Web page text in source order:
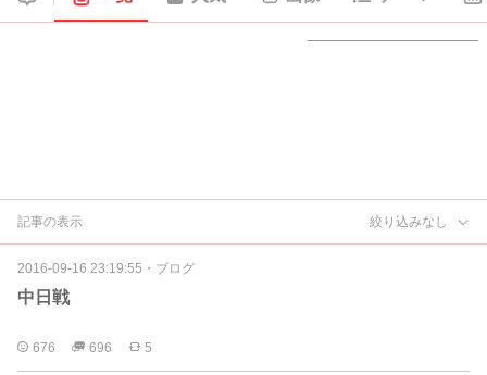
記事の表示 絞り込みなし
2016-09-16 23:19:55 ・ ブログ
中日戦
676 696 5